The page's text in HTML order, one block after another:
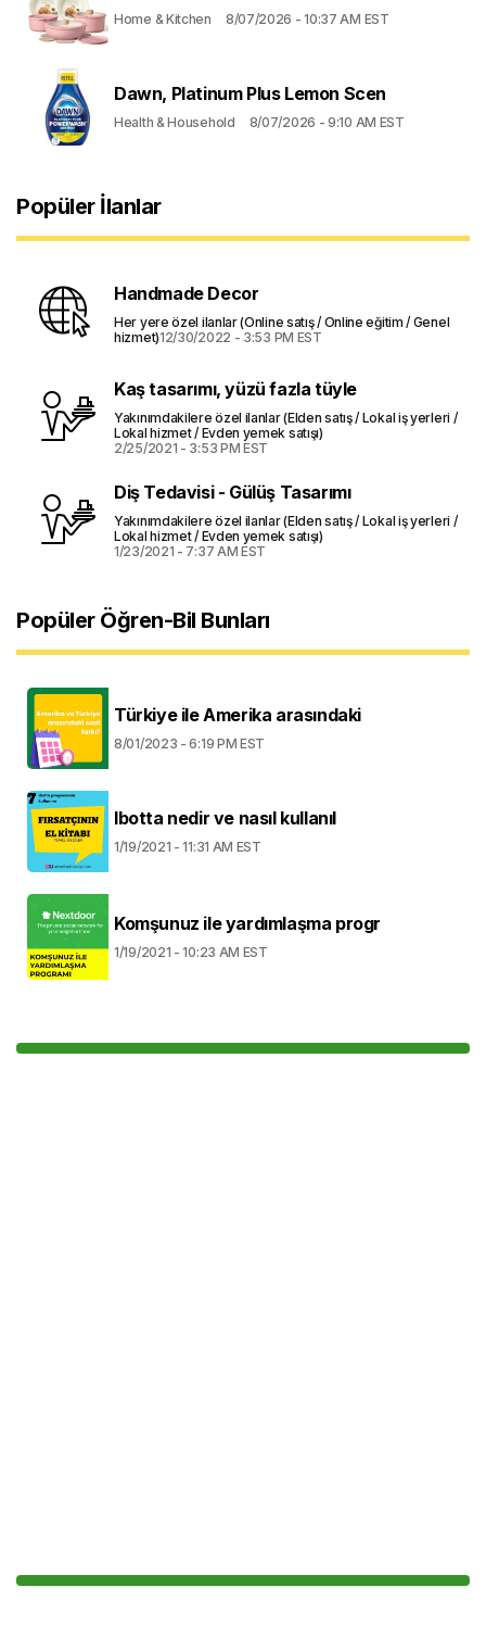
Home & Kitchen 8/07/2026 - 10:37 AM EST
Dawn, Platinum Plus Lemon Scen
Health & Household 8/07/2026 - 9:10 AM EST
Popüler İlanlar
Handmade Decor
Her yere özel ilanlar (Online satış / Online eğitim / Genel
hizmet)12/30/2022 - 3:53 PM EST
Kaş tasarımı, yüzü fazla tüyle
Yakınımdakilere özel ilanlar (Elden satış / Lokal iş yerleri /
Lokal hizmet / Evden yemek satışı)
2/25/2021 - 3:53 PM EST
Diş Tedavisi - Gülüş Tasarımı
Yakınımdakilere özel ilanlar (Elden satış / Lokal iş yerleri /
Lokal hizmet / Evden yemek satışı)
1/23/2021 - 7:37 AM EST
Popüler Öğren-Bil Bunları
Türkiye ile Amerika arasındaki
8/01/2023 - 6:19 PM EST
Ibotta nedir ve nasıl kullanıl
1/19/2021 - 11:31 AM EST
Komşunuz ile yardımlaşma progr
1/19/2021 - 10:23 AM EST